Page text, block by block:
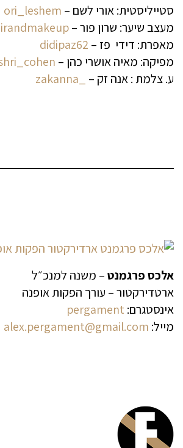
סטייליסטית: אורי לשם – ori_leshem
מעצב שיער: שרון פור –
מאפרת: דידי פז – didipaz62
מפיקה: מאיה אושרי כהן –
ע. צלמת : אנה זק –
אלכס פרגמנט– משנה למנכ״ל
ארטדירקטור – עורך הפקות אופנה
אינסטגרם: pergament
מייל: alex.pergament@gmail.com